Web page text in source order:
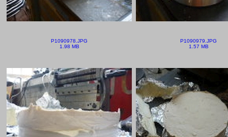
P1090978.JPG
1.98 MB
P1090979.JPG
1.57 MB